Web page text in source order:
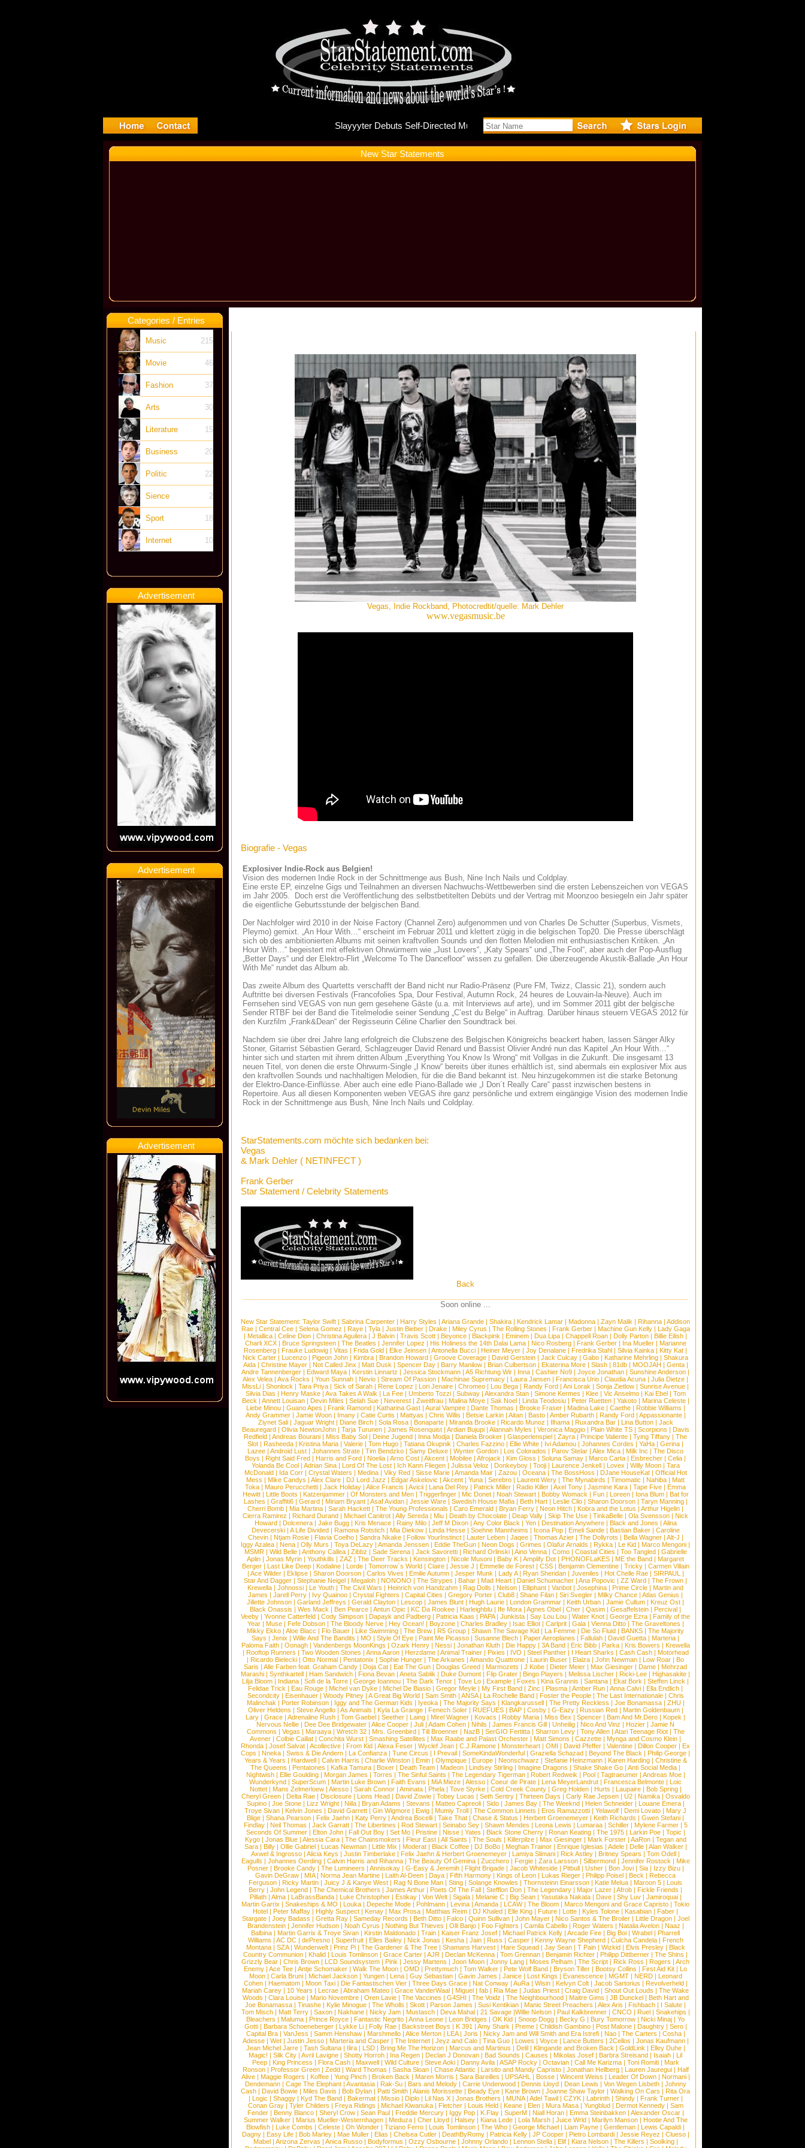
Slayyyter Debuts
New Star Statements
Categories / Entries
Music 215
Movie 46
Fashion 37
Arts 30
Literature 15
Business 20
Politic 22
Sience 2
Sport 18
Internet 10
Advertisement
Advertisement
Advertisement
Vegas, Indie Rockband, Photocredtit/quelle: Mark Dehler
www.vegasmusic.be
Biografie - Vegas
Explosiver Indie-Rock aus Belgien!
Vision des modernen Indie Rock in der Schnittmenge aus Bush, Nine Inch Nails und Coldplay.
Eine erste EP, einzelne Gigs und Teilnahmen an diversen Nachwuchs-Wettbewerben sind die ersten Lebenszeichen von VEGAS
im Jahr 2005. Doch erst die Veröffentlichung des selbstbetitelten Debüts und der Vertrag mit Moonzoo besiegeln ein Jahr später
die eigentliche Geburtsstunde der belgischen Band.
Der Nachfolger wird 2010 in der Noise Factory (Channel Zero) aufgenommen und von Charles De Schutter (Superbus, Vismets,
Pleymo) gemixt. „An Hour With…“ erscheint im Februar 2011 und klettert zügig in die belgischen Top20. Die Presse überschlägt
sich ob des ambitionierten Albums mit seinen kraftvollen Sounds und den flotten Melodien mit enthusiastischen Kritiken. „An
Hour With…“ begeistert mit effektiven Ohrwürmern wie „Just Lovers“, „Katy Spears“ und „The Fool“, aber auch der Pop-Ausflug
„Better Days“ und der Elektro-Flirt „Welcome To The Dancefloor“ wissen zu gefallen. Die überzeugende Akustik-Ballade „An Hour
With Me“ rundet das Album ab.
Das zweite Album des Quartetts verschafft der Band nicht nur Radio-Präsenz (Pure FM, Twizz, Classic 21), sondern auch
Auftritte bei diversen Festivals (Francofolies Spa, Dour Festival, Autumn Rock, 24 heures de Louvain-la-Neuve). Auch im
Fernsehen sind VEGAS von nun gern gesehene Gäste (u.a. mit Interviews auf arte), und im Sommer 2011 gibt der belgische
Sender RTBF bei der Band die Titelmelodie seiner Sendung „C’est du Belge“ in Auftrag. Darüber hinaus steuern VEGAS 2012 für
den Kurzfilm „Frank&Dean“ der Regisseurin Céline Charlier den Soundtrack bei.
Nachdem sie über drei Jahre lang erfolgreich die Clubszene des Belgischen Königreichs beackert haben, lassen Sänger Alky
Stoner, Gitarrist Sébastien Gerard, Schlagzeuger David Renard und Bassist Olivier André nun das Kapitel „An Hour With…“
hinter sich und starten mit ihrem dritten Album „Everything You Know Is Wrong“ mit Vollgas in die Zukunft. Die insgesamt 13
neuen Titel, von denen die erste Ohrwurm-Single „I Know“ bereits über itunes erhältlich ist, sind abermals ein explosiver Mix aus
den kraftvollen Sounds und nachhaltigen Melodien, für die die Band bekannt ist. Neu hinzugekommen ist die starke Betonung
der Elektro-Dance-Einflüsse. Aber auch eine edle Piano-Ballade wie „I Don´t Really Care“ passt inzwischen bestens in
Repertoire. Aus all diesen Komponenten weben VEGAS ihre ganz persönliche und extrem eingängige Vision des modernen Indie
Rock in der Schnittmenge aus Bush, Nine Inch Nails und Coldplay.
StarStatements.com möchte sich bedanken bei:
Vegas
& Mark Dehler ( NETINFECT )
Frank Gerber
Star Statement / Celebrity Statements
Back
Soon online ...
New Star Statement: Taylor Swift | Sabrina Carpenter | Harry Styles | Ariana Grande | Shakira | Kendrick Lamar | Madonna | Zayn Malik | Rihanna | Addison
Rae| Central Cee| Selena Gomez | Raye| Tyla| Justin Bieber| Drake| Miley Cyrus | The Rolling Stones | Frank Gerber| Machine Gun Kelly| Lady Gaga
| Metallica | Celine Dion | Christina Aguilera | J Balvin | Travis Scott | Beyonce | Blackpink | Eminem | Dua Lipa | Chappell Roan | Dolly Parton | Billie Eilish |
Charli XCX| Bruce Springsteen| The Beatles | Jennifer Lopez | His Holiness the 14th Dalai Lama| Nico Rosberg| Frank Gerber| Ina Mueller| Marianne
Rosenberg | Frauke Ludowig | Vitas | Frida Gold | Elke Jeinsen | Antonella Bucci | Heiner Meyer | Joy Denalane | Fredrika Stahl | Silvia Kainka | Kitty Kat |
Nick Carter | Lucenzo | Pigeon John | Kimbra | Brandon Howard | Groove Coverage | David Gerstein | Jack Culcay | Gabo | Katharine Mehrling | Shakura
Aida| Christine Mayer| Not Called Jinx | Matt Dusk | Spencer Day| Barry Manilow| Brian Culbertson| Ekaterina More| Slash| 81db| MOOJAH | Genta|
Andre Tannenberger | Edward Maya | Kerstin Linnartz | Jessica Stockmann | A5 Richtung Wir | Inna | Cashier No9 | Joyce Jonathan | Sunshine Anderson |
Alex Velea | Ava Rocks | Youn Sunnah | Nevio | Stream Of Passion | Machinae Supremacy | Laura Jansen | Francisca Urio | Claudia Acuna | Julia Dietze |
MissLi | Shonlock | Tara Priya | Sick of Sarah | Rene Lopez | Lori Jenaire | Chromeo | Lou Bega | Randy Ford | Ani Lorak | Sonja Zietlow | Sunrise Avenue |
Silvia Dias | Henry Maske| Ava Takes A Walk | La Fee| Umberto Tozzi| Subway| Alexandra Stan| Simone Kermes | Klee| Vic Anselmo| Kai Ebel| Tom
Beck | Annett Louisan| Devin Miles | Selah Sue| Neverest| Zweitfrau| Malina Moye| Sak Noel| Linda Teodosiu| Peter Ruetten| Yakoto| Marina Celeste|
Liebe Minou| Guano Apes | Frank Ramond| Katharina Gast| Aural Vampire| Dante Thomas | Brooke Fraser| Madina Lake| Caethe| Robbie Williams |
Andy Grammer| Jamie Woon| Imany| Catie Curtis | Mattyas | Chris Willis | Betsie Larkin| Aitan| Basto| Amber Rubarth| Randy Ford| Appassionante|
Ziynet Sali| Jaguar Wright| Diane Birch| Sola Rosa| Bonaparte| Miranda Brooke| Ricardo Munoz | Ilhama| Ruxandra Bar| Lina Button| Jack
Beauregard| Olivia NewtonJohn| Tarja Turunen| James Rosenquist| Ardian Bujupi| Alannah Myles | Veronica Maggio| Plain White TS| Scorpions | Davis
Redfield | Andreas Bourani | Miss Baby Sol | Deine Jugend | Inna Modja | Daniela Brooker | Glasperlenspiel | Zayra | Principe Valiente | Tying Tiffany | The
Slot | Rasheeda | Kristina Maria | Valerie | Tom Hugo | Tatiana Okupnik | Charles Fazzino | Ellie White | Ivi Adamou | Johannes Cordes | YaHa | Gerina |
Lazee | Android Lust | Johannes Strate | Tim Bendzko | Samy Deluxe | Wynter Gordon | Los Colorados | Parov Stelar | Alex Mica | Milk Inc | The Disco
Boys | Right Said Fred | Harris and Ford | Noelia | Arno Cost | Akcent | Mobilee | Afrojack | Kim Gloss | Soluna Samay | Marco Carta | Eisbrecher | Celia |
Yolanda Be Cool| Adrian Sina| Lord Of The Lost| Ich Kann Fliegen| Julissa Veloz | Donkeyboy| Tooji| Laurence Jenkell| Lovex | Willy Moon| Tara
McDonald| Ida Corr| Crystal Waters | Medina| Viky Red| Sisse Marie| Amanda Mair| Zazou| Oceana| The BossHoss | DJane HouseKat| Official Hot
Mess | Mike Candys | Alex Clare | DJ Lord Jazz | Edgar Askelovic | Akcent | Yuna | Serebro | Laurent Wery | The Mynabirds | Timomatic | Nahiba | Matt
Toka | Mauro Perucchetti | Jack Holiday | Alice Francis | Avicii | Lana Del Rey | Patrick Miller | Radio Killer | Axel Tony | Jasmine Kara | Tape Five | Emma
Hewitt| Little Boots | Katzenjammer| Of Monsters and Men| Triggerfinger| Mic Donet| Noah Stewart| Bobby Womack | Fun| Loreen| Iona Blum| Bat for
Lashes | Graffiti6| Gerard| Miriam Bryant| Asaf Avidan| Jessie Ware| Swedish House Mafia| Beth Hart| Leslie Clio| Sharon Doorson| Taryn Manning|
Cherri Bomb | Mia Martina | Sarah Hackett | The Young Professionals | Caro Emerald | Bryan Ferry | Neon Hitch | Kobra and the Lotus | Arthur Higelin |
Cierra Ramirez | Richard Durand | Michael Canitrot | Ally Sereda | Miu | Death by Chocolate | Deap Vally | Skip The Use | TinkaBelle | Ola Svensson | Nick
Howard| Dolcenera| Jake Bugg| Kris Menace| Rainy Milo| Jeff M Dixon| Any Color Black | Yen| Destination Anywhere| Black and Jones | Alina
Devecerski| A Life Divided| Ramona Rotstich| Mia Diekow| Linda Hesse| Soehne Mannheims | Icona Pop| Emeli Sande| Bastian Baker| Caroline
Chevin| Ntjam Rosie| Flavia Coelho| Sandra Nkake| Follow YourInstinct| Lauter Leben| Jaqee| Thomas Azier| The Dollyrots | Bella Wagner| Alt-J |
Iggy Azalea | Nena | Olly Murs | Toya DeLazy | Amanda Jenssen | Eddie TheGun | Neon Dogs | Grimes | Olafur Arnalds | Rykka | Le Kid | Marco Mengoni |
MSMR| Wild Belle| Anthony Callea| Zibbz | Sade Serena| Jack Savoretti| Richard Orlinski| Aino Venna| Como| Coastal Cities | Too Tangled| Gabrielle
Aplin | Jonas Myrin | Youthkills | ZAZ | The Deer Tracks | Kensington | Nicole Musoni | Baby K | Amplify Dot | PHONOFLaKES | ME the Band | Margaret
Berger| Last Like Deep| Kodaline| Lorde| Tomorrow´s World| Claire| Jessie J | Emmelie de Forest| CSS| Benjamin Clementine| Tricky| Carmen Villain
| Ace Wilder| Eklipse| Sharon Doorson| Carlos Vives | Emilie Autumn| Jesper Munk | Lady A| Ryan Sheridan| Juveniles | Hot Chelle Rae| SIRPAUL
|
Star And Dagger | Stephanie Neigel | Megaloh | NONONO | The Strypes | Bahar | Mad Heart | Daniel Schumacher | Ana Popovic | ZZ Ward | The Frown |
Krewella | Johnossi | Le Youth | The Civil Wars | Heinrich von Handzahm | Rag Dolls | Nelson | Elliphant | Vanbot | Josephina | Prime Circle | Martin and
James | Jarell Perry | Ivy Quainoo | Crystal Fighters | Capital Cities | Gregory Porter | Club8 | Shane Filan | Siri Svegler | Milky Chance | Atlas Genius |
Jillette Johnson | Garland Jeffreys | Gerald Clayton | Lescop | James Blunt | Hugh Laurie | London Grammar | Keith Urban | Jamie Cullum | Kreuz Ost |
Black Onassis | Wes Mack | Ben Pearce | Antun Opic | KC Da Rookee | Harleighblu | Ife Mora | Agnes Obel | Cher | Qasim | Gesaffelstein | Percival |
Veeby | Yvonne Catterfeld | Cody Simpson | Dapayk and Padberg | Patricia Kaas | PAPA| Junkista | Say Lou Lou | Water Knot | George Ezra | Family of the
Year| Muse| Fefe Dobson| The Bloody Nerve| Hey Ocean! | Boyzone| Charles Bradley| Isac Elliot| Carlprit| Gala| Vienna Ditto| The Graveltones |
Mikky Ekko | Aloe Blacc | Flo Bauer | Like Swimming | The Brew | R5 Group | Shawn The Savage Kid | La Femme | Die So Fluid | BANKS | The Majority
Says | Jenix | Wille And The Bandits | MO | Style Of Eye | Paint Me Picasso | Susanne Blech | Paper Aeroplanes | Fallulah | David Guetta | Marteria |
Paloma Faith| Oonagh| Vandenbergs MoonKings | Ozark Henry| Nessi| Jonathan Kluth| Die Happy| 3A Band| Eric Bibb| Parka| Kris Bowers | Krewella
| Rooftop Runners | Two Wooden Stones | Anna Aaron| Herzdame| Animal Trainer| Pixies | IVO | Steel Panther| I Heart Sharks | Cash Cash| Motorhead
| Ricardo Bielecki | Otto Normal | Pentatonix | Sophie Hunger | The Arkanes | Amando Quattrone | Laurin Buser | Elaiza | John Newman | Low Roar | Bo
Saris | Alle Farben feat. Graham Candy | Doja Cat | Eat The Gun | Douglas Greed | Marmozets | J Kobe | Dieter Meier | Max Giesinger | Dame | Mehrzad
Marashi | Synthkartell | Ham Sandwich | Fiona Bevan | Aneta Sablik | Duke Dumont | Flip Grater | Bingo Players | Melissa Lischer | Ricki-Lee | Highasakite |
Lilja Bloom | Indiana | Sofi de la Torre | George Ioannou | The Dark Tenor | Tove Lo | Example | Foxes | Kina Grannis | Santana | Ekat Bork | Steffen Linck |
Felidae Trick | Eau Rouge | Michel van Dyke | Michel De Biasio | Gregor Meyle | My First Band | Zinc | Plasma | Amber Run | Anna Calvi | Ella Endlich |
Secondcity| Eisenhauer| Woody Pitney| A Great Big World| Sam Smith| ANSA| La Rochelle Band| Foster the People| The Last Internationale| Chris
Malinchak | Porter Robinson| Iggy and The German Kids | Iyeoka| The Majority Says | Klangkarussell| The Pretty Reckless | Joe Bonamassa| ZHU|
Oliver Heldens | Steve Angello| As Animals | Kyla La Grange| Fenech Soler| RUEFUES| BAP| Cosby| G-Eazy| Russian Red| Martin Goldenbaum|
Lary | Grace | Adrenaline Rush | Tom Gaebel | Seether | Laing | Mirel Wagner | Kovacs | Robby Maria | Miss Bex | Spencer | Bam And Mr.Dero | Kopek |
Nervous Nellie | Dee Dee Bridgewater | Alice Cooper | Juli | Adam Cohen | Nihils | James Francis Gill | Unheilig | Nico And Vinz | Hozier | Jamie N
Commons | Vegas | Maraaya| Wretch 32| Mrs. Greenbird| Till Broenner| NazB| SerGIO Fertitta| Sharron Levy| Tony Allen| Atari Teenage Riot| The
Avener | Colbie Caillat | Conchita Wurst | Smashing Satellites | Max Raabe and Palast Orchester | Matt Simons | Cazzette | Mynga and Cosmo Klein |
Rhonda | Josef Salvat | Acollective | From Kid | Alexa Feser | Wyclef Jean | C.J.Ramone | Monsterheart | OMI | David Pfeffer | Valentine | Dillon Cooper | Ex
Cops | Nneka | Swiss & Die Andern | La Confianza | Tune Circus | I Prevail | SomeKindaWonderful | Graziella Schazad | Beyond The Black | Philip George |
Years & Years | Hardwell| Calvin Harris | Charlie Winston| Emin| Olympique| Europe| Neonschwarz | Stefanie Heinzmann| Karen Harding| Christine &
The Queens | Pentatones | Kafka Tamura | Boxer | Death Team | Madeon | Lindsey Stirling | Imagine Dragons | Shake Shake Go | Anti Social Media |
Nightwish| Ellie Goulding| Morgan James | Torres | The Sinful Saints | The Legendary Tigerman| Robert Redweik | Pool| Tagtraeumer| Andreas Moe|
Wunderkynd | SuperScum | Martin Luke Brown | Faith Evans | MiA Mieze | Alesso | Coeur de Pirate | Lena MeyerLandrut | Francesca Belmonte | Loic
Nottet| Mans Zelmerloew| Alesso| Sarah Connor| Aminata| Phela| Tove Styrke| Cold Creek County| Greg Holden| Hurts | Laupaire| Bob Spring|
Cheryl Green| Delta Rae| Disclosure| Lions Head| David Zowie| Tobey Lucas | Seth Sentry| Thirteen Days | Carly Rae Jepsen| U2| Namika| Osvaldo
Supino| Joe Stone| Lizz Wright| Niila| Bryan Adams | Stevans | Matteo Capreoli| Sido| James Bay| The Weeknd| Helen Schneider| Louane Emera|
Troye Sivan | Kelvin Jones | David Garrett | Gin Wigmore | Ewig | Mumiy Troll | The Common Linnets | Eros Ramazzotti | Yelawolf | Demi Lovato | Mary J
Blige | Shana Pearson | Felix Jaehn | Katy Perry | Andrea Bocelli | Take That | Chase & Status | Herbert Groenemeyer | Keith Richards | Gwen Stefani |
Findlay| Neil Thomas | Jack Garratt| The Libertines | Rod Stewart| Seinabo Sey| Shawn Mendes | Leona Lewis | Lumaraa| Schiller| Mylene Farmer| 5
Seconds Of Summer| Elton John| Fall Out Boy| Set Mo| Pristine| Nisse| Yates | Black Stone Cherry| Ronan Keating| The 1975| Larkin Poe| Topic |
Kygo| Jonas Blue| Alessia Cara| The Chainsmokers | Fleur East| All Saints | The Souls | Killerpilze| Max Giesinger| Mark Forster| AaRon| Tegan and
Sara| Billy| Ollie Gabriel| Lucas Newman| Little Mix | Moderat| Black Coffee| DJ BoBo| Meghan Trainor| Enrique Iglesias | Adele| Delle| Alan Walker|
Axwel & Ingrosso | Alicia Keys | Justin Timberlake | Felix Jaehn & Herbert Groenemeyer | Lamiya Slimani | Rick Astley | Britney Spears | Tom Odell |
Eagulls | Johannes Oerding| Calvin Harris and Rihanna| The Beauty Of Gemina| Zucchero| Fergie| Zara Larsson| Silbermond| Jennifer Rostock | Mike
Posner| Brooke Candy| The Lumineers | Annisokay| G-Easy & Jeremih| Flight Brigade| Jacob Whiteside| Pitbull| Usher| Bon Jovi| Sia| Izzy Bizu|
Gavin DeGraw | MIA| Norma Jean Martine | Laith Al-Deen | Daya | Fifth Harmony | Kings of Leon | Lukas Rieger | Philipp Poisel | Beck | Rebecca
Ferguson | Ricky Martin | Juicy J & Kanye West | Rag N Bone Man | Sting | Solange Knowles | Thornsteinn Einarsson | Katie Melua | Maroon 5 | Louis
Berry | John Legend | The Chemical Brothers | James Arthur | Poets Of The Fall | Stefflon Don | The Legendary | Major Lazer | Afrob | Fickle Friends |
Pillath| Alma| LaBrassBanda| Luke Christopher| Estikay| Von Welt| Sigala| Melanie C| Big Sean| Yasutaka Nakata| Dave| Shy Luv| Jamiroquai|
Martin Garrix | Snakeships & MO | Louka | Depeche Mode | Pohlmann | Levina | Amanda | LCAW| The Bloom | Marco Mengoni and Grace Capristo | Tokio
Hotel | Peter Maffay | Highly Suspect | Kenay | Max Prosa | Matthias Reim | DJ Khaled | Elle King | Future | Lotte | Kyles Tolone | Kasabian | Faber |
Stargate| Joey Badass | Gretta Ray| Sameday Records | Beth Ditto| Falco| Quinn Sullivan| John Mayer| Nico Santos & The Broiler| Little Dragon| Joel
Brandenstein| Jennifer Hudson| Noah Cyrus | Nothing But Thieves | Olli Banjo| Foo Fighters | Camila Cabello| Roger Waters | Natalia Avelon| Naaz |
Balbina | Martin Garrix & Troye Sivan | Kirstin Maldonado | Train | Kaiser Franz Josef | Michael Patrick Kelly | Arcade Fire | Big Boi | Wrabel | Pharrell
Williams | AC DC| dePresno| Superfruit| Elles Bailey| Nick Jonas | Kesha| Jain| Russ | Casper| Kenny Wayne Shepherd| Culcha Candela| French
Montana| SZA| Wunderwelt| Prinz Pi| The Gardener & The Tree| Shamans Harvest| Hare Squead| Jay Sean| T Pain| Wizkid| Elvis Presley| Black
Country Communion | Khalid | Louis Tomlinson | Grace Carter | AJR | Declan McKenna | Tom Grennan | Benjamin Richter | Philipp Dittberner | The Shins |
Grizzly Bear | Chris Brown | LCD Soundsystem | Pink | Jessy Martens | Joon Moon | Jonny Lang | Moses Pelham | The Script | Rick Ross | Rogers | Arch
Enemy | Ace Tee | Antje Schomaker | Walk The Moon | OMD | Prettymuch | Tom Walker | Pete Wolf Band | Bryson Tiller | Bootsy Collins | First Aid Kit | Lo
Moon| Carla Bruni| Michael Jackson| Yungen| Lena| Guy Sebastian| Gavin James | Janice| Lost Kings | Evanescence| MGMT| NERD| Leonard
Cohen| Haematom| Moon Taxi| Die Fantastischen Vier| Three Days Grace| Nat Conway| AuRa| Wisin| Kelvyn Colt| Jacob Sartorius | Revolverheld|
Mariah Carey | 10 Years | Lecrae | Abraham Mateo | Grace VanderWaal | Miguel | fab | Ria Mae | Judas Priest | Craig David | Shout Out Louds | The Wake
Woods | Clara Louise| Mario Novembre| Oren Lavie| The Vaccines | G4SHI | The Voidz | The Neighbourhood| Maitre Gims | JB Dunckel| Beth Hart and
Joe Bonamassa | Tinashe | Kylie Minogue | The Wholls | Skott | Parson James | Susi Kentikian | Manic Street Preachers | Alex Aris | Fishbach | I Salute |
Tom Misch| Matt Terry| Saxon| Nakhane| Nicky Jam| Mustasch| Deva Mahal| 21 Savage|Willie Nelson| Paul Kalkbrenner| CNCO | Ruel| Snakehips |
Bleachers | Maluma | Prince Royce | Fantastic Negrito | Anna Leone | Leon Bridges | OK Kid | Snoop Dogg | Becky G | Bury Tomorrow | Nicki Minaj | Yo
Gotti| Barbara Schoeneberger| Lykke Li| Folly Rae| Backstreet Boys | K 391 | Amy Shark | Preme| Childish Gambino| Post Malone| Daughtry| Sero|
Capital Bra| VanJess | Samm Henshaw| Marshmello| Alice Merton| LEA| Joris | Nicky Jam and Will Smith and Era Istrefi| Nao| The Carters | Cosha|
Adesse| Wet| Justin Jesso| Marteria and Casper| The Internet| Jeyz and Calo| Tina Guo| Lowes | Voyce| Lance Butters | 2Cellos | Jonas Kaufmann|
Jean Michel Jarre| Tash Sultana| Ilira| LSD| Bring Me The Horizon| Marcus and Martinus | Delil| Klingande and Broken Back | GoldLink | Elley Duhe|
Magic! | Silk City | Avril Lavigne | Shotty Horroh | Ina Regen | Declan J Donovan | Bad Sounds | Causes | Mikolas Josef | Barbra Streisand | Isaiah | Lil
Peep| King Princess | Flora Cash| Maxwell| Wild Culture| Steve Aoki| Danny Avila| ASAP Rocky| Octavian| Call Me Karizma| Toni Romiti| Mark
Ronson| Professor Green| Zedd| Ward Thomas | Sasha Sloan| Chase Atlantic | Larsito and Mandy Capristo| Jonathan Hellberg| Lauren Jauregui| Half
Alive| Maggie Rogers | Koffee| Yung Pinch| Broken Back | Maren Morris | Sara Bareilles | UPSAHL | Bosse| Wincent Weiss | Leader Of Down| Normani|
Dendemann| Cage The Elephant| Avantasia| Rak-Su| Bars and Melody| Carrie Underwood| Dennis Lloyd| Dean Lewis | Von Wegen Lisbeth| Johnny
Cash | David Bowie | Miles Davis | Bob Dylan | Patti Smith | Alanis Morissette | Beady Eye | Kane Brown | Joanne Shaw Taylor | Walking On Cars | Rita Ora
| Logic | Shaggy| Kyd The Band| Bakermat| Missio| Diplo| Lil Nas X| Jonas Brothers | MUNA| Adel Tawil| CZYK| Labrinth| Shindy| Frank Turner|
Conan Gray| Tyler Childers | Freya Ridings | Michael Kiwanuka| Fletcher| Louis Held| Keane| Elen| Mura Masa| Yungblud| Dermot Kennedy| Sam
Fender| Benny Blanco| Sheryl Crow| Sean Paul| Freddie Mercury| Iggy Pop| K.Flay| SuperM| Niall Horan| Emma Steinbakken| Alexander Oscar|
Summer Walker| Marius Mueller-Westernhagen| Meduza| Cher Lloyd| Halsey| Kiana Lede| Lola Marsh| Juice Wrld| Marilyn Manson| Hootie And The
Blowfish | Luke Combs | Celeste | Oh Wonder | Tiziano Ferro | Louis Tomlinson | The Who | George Michael | Liam Payne | Gentleman | Lewis Capaldi |
Dagny| Easy Life| Bob Marley| Mae Muller| Elias | Chelsea Cutler| DeathByRomy| Patricia Kelly| JP Cooper| Pietro Lombardi| Jessie Reyez | Clueso|
Mabel| Arizona Zervas | Anica Russo| Bodyformus | Ozzy Osbourne| Johnny Orlando| Lennon Stella| Elif| Kiara Nelson| The Killers | Soolking|